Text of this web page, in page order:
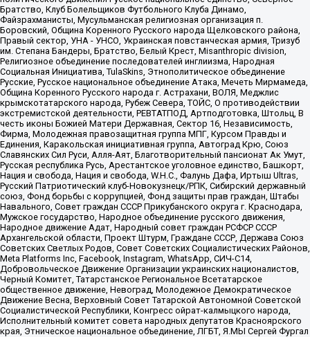
Братство, Клуб Болельщиков Футбольного Клуба Динамо,
Файзрахманисты, Мусульманская религиозная организация п.
Боровский, Община Коренного Русского народа Щелковского района,
Правый сектор, УНА - УНСО, Украинская повстанческая армия, Тризуб
им. Степана Бандеры, Братство, Белый Крест, Misanthropic division,
Религиозное объединение последователей инглиизма, Народная
Социальная Инициатива, TulaSkins, Этнополитическое объединение
Русские, Русское национальное объединение Атака, Мечеть Мирмамеда,
Община Коренного Русского народа г. Астрахани, ВОЛЯ, Меджлис
крымскотатарского народа, Рубеж Севера, ТОЙС, О противодействии
экстремистской деятельности, РЕВТАТПОД, Артподготовка, Штольц, В
честь иконы Божией Матери Державная, Сектор 16, Независимость,
Фирма, Молодежная правозащитная группа МПГ, Курсом Правды и
Единения, Каракольская инициативная группа, Автоград Крю, Союз
Славянских Сил Руси, Алля-Аят, Благотворительный пансионат Ак Умут,
Русская республика Русь, Арестантское уголовное единство, Башкорт,
Нация и свобода, Нация и свобода, W.H.С., Фалунь Дафа, Иртыш Ultras,
Русский Патриотический клуб-Новокузнецк/РПК, Сибирский державный
союз, Фонд борьбы с коррупцией, Фонд защиты прав граждан, Штабы
Навального, Совет граждан СССР Прикубанского округа г. Краснодара,
Мужское государство, Народное объединение русского движения,
Народное движение Адат, Народный совет граждан РСФСР СССР
Архангельской области, Проект Штурм, Граждане СССР, Держава Союз
Советских Светлых Родов, Совет Советских Социалистических Районов,
Meta Platforms Inc, Facebook, Instagram, WhatsApp, СИЧ-С14,
Добровольческое Движение Организации украинских националистов,
Черный Комитет, Татарстанское Региональное Всетатарское
общественное движение, Невоград, Молодежное Демократическое
Движение Весна, Верховный Совет Татарской Автономной Советской
Социалистической Республики, Конгресс ойрат-калмыцкого народа,
Исполнительный комитет совета народных депутатов Красноярского
края, Этническое национальное объединение, ЛГБТ, Я.МЫ Сергей Фургал